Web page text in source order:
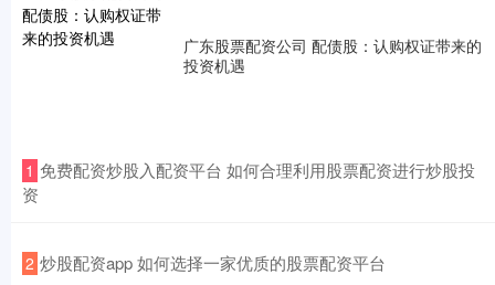
广东股票配资公司 配债股：认购权证带来的
投资机遇
1 ​免费配资炒股入配资平台 如何合理利用股票配资进行炒股投
资
2 ​炒股配资app 如何选择一家优质的股票配资平台